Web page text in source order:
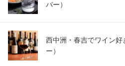
バー）
西中洲・春吉でワイン
ー）